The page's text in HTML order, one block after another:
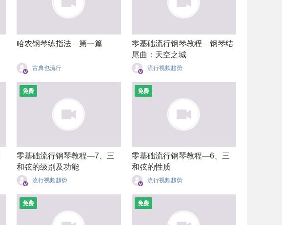
哈农钢琴练指法—第一篇
古典也流行
零基础流行钢琴教程—钢琴结
尾曲：天空之城
流行视频趋势
零基础流行钢琴教程—7、三
和弦的级别及功能
流行视频趋势
零基础流行钢琴教程—6、三
和弦的性质
流行视频趋势